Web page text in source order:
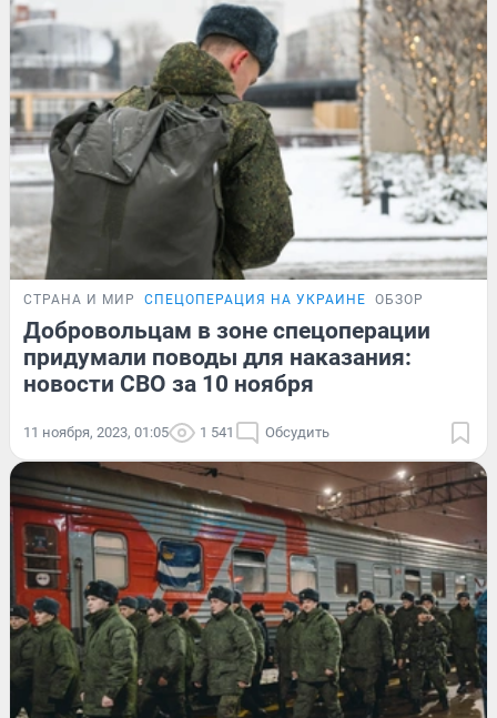
СТРАНА И МИР СПЕЦОПЕРАЦИЯ НА УКРАИНЕ ОБЗОР
Добровольцам в зоне спецоперации
придумали поводы для наказания:
новости СВО за 10 ноября
11 ноября, 2023, 01:05 1 541 Обсудить